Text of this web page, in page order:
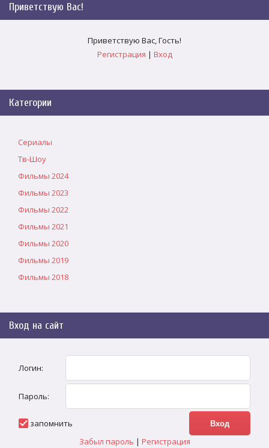
Приветствую Вас!
Приветствую Вас,Гость!
Регистрация | Вход
Категории
Сериалы
Тв-Шоу
Фильмы 2024
Фильмы 2023
Фильмы 2022
Фильмы 2021
Фильмы 2020
Фильмы 2019
Фильмы 2018
Вход на сайт
Логин:
Пароль:
запомнить
Забыл пароль | Регистрация